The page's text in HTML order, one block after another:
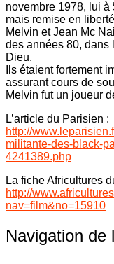
novembre 1978, lui à
mais remise en
Melvin et Jean Mc
des années 80, dans
Dieu.
Ils étaient fortement
assurant cours de
Melvin fut un joueur
L’article du Parisien :
http://
militante-des-black-
4241389.php
La fiche Africultures
http://
nav=film&no=15910
Navigation de